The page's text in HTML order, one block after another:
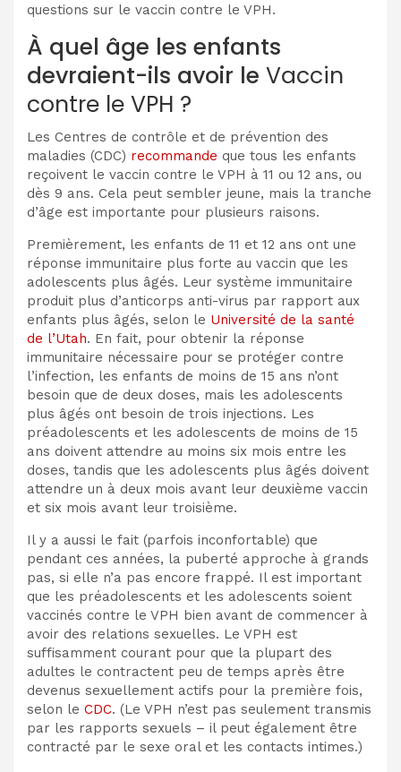
questions sur le vaccin contre le VPH.
À quel âge les enfants
devraient-ils avoir le Vaccin
contre le VPH ?
Les Centres de contrôle et de prévention des
maladies (CDC) recommande que tous les enfants
reçoivent le vaccin contre le VPH à 11 ou 12 ans, ou
dès 9 ans. Cela peut sembler jeune, mais la tranche
d’âge est importante pour plusieurs raisons.
Premièrement, les enfants de 11 et 12 ans ont une
réponse immunitaire plus forte au vaccin que les
adolescents plus âgés. Leur système immunitaire
produit plus d’anticorps anti-virus par rapport aux
enfants plus âgés, selon le Université de la santé
de l’Utah. En fait, pour obtenir la réponse
immunitaire nécessaire pour se protéger contre
l’infection, les enfants de moins de 15 ans n’ont
besoin que de deux doses, mais les adolescents
plus âgés ont besoin de trois injections. Les
préadolescents et les adolescents de moins de 15
ans doivent attendre au moins six mois entre les
doses, tandis que les adolescents plus âgés doivent
attendre un à deux mois avant leur deuxième vaccin
et six mois avant leur troisième.
Il y a aussi le fait (parfois inconfortable) que
pendant ces années, la puberté approche à grands
pas, si elle n’a pas encore frappé. Il est important
que les préadolescents et les adolescents soient
vaccinés contre le VPH bien avant de commencer à
avoir des relations sexuelles. Le VPH est
suffisamment courant pour que la plupart des
adultes le contractent peu de temps après être
devenus sexuellement actifs pour la première fois,
selon le CDC. (Le VPH n’est pas seulement transmis
par les rapports sexuels – il peut également être
contracté par le sexe oral et les contacts intimes.)